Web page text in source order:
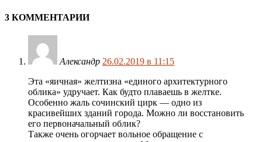
3 КОММЕНТАРИИ
Александр 26.02.2019 в 11:15
Эта «яичная» желтизна «единого архитектурного
облика» удручает. Как будто плаваешь в желтке.
Особенно жаль сочинский цирк — одно из
красивейших зданий города. Можно ли восстановить
его первоначальный облик?
Также очень огорчает вольное обращение с